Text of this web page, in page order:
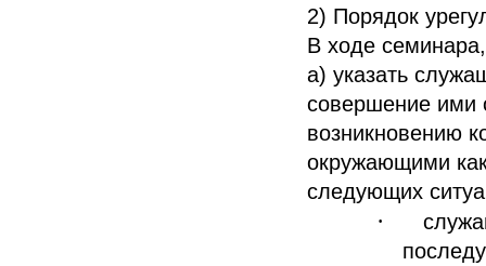
2) Порядок
В ходе
а) указать
совершение ими
возникновению
окружающими как
следующих
·